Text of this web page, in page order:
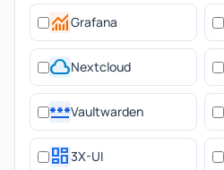
monitoringGrafana
cloudNextcloud
passwordVaultwarden
dashboard3X-UI